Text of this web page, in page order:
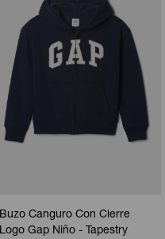
Buzo Canguro Con Cierre
Logo Gap Niño - Tapestry